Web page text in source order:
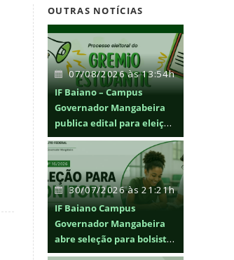
OUTRAS NOTÍCIAS
07/08/2026 às 13:54h
IF Baiano – Campus
Governador Mangabeira
publica edital para eleição
do Grêmio Estudantil 2026
30/07/2026 às 21:21h
IF Baiano Campus
Governador Mangabeira
abre seleção para bolsistas
de monitoria